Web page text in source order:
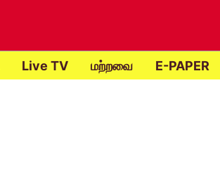
Live TV மற்றவை E-PAPER